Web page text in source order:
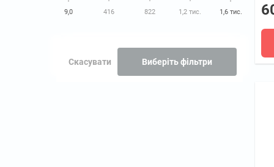
9,0 416 822 1,2 тис. 1,6 тис.
Скасувати Виберіть фільтри